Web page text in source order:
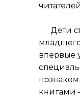
Дети
впервые
книгами